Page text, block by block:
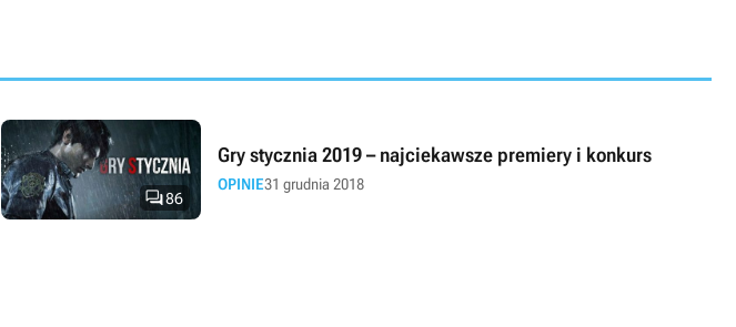
86
Gry stycznia 2019 – najciekawsze premiery i konkurs
OPINIE31 grudnia 2018